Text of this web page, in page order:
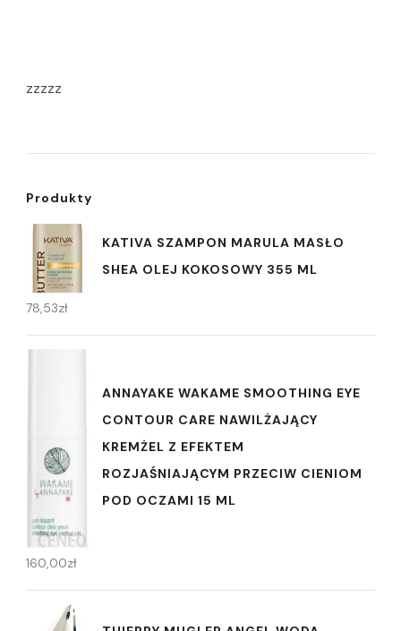
zzzzz
Produkty
KATIVA SZAMPON MARULA MASŁO
SHEA OLEJ KOKOSOWY 355 ML
78,53zł
ANNAYAKE WAKAME SMOOTHING EYE
CONTOUR CARE NAWILŻAJĄCY
KREMŻEL Z EFEKTEM
ROZJAŚNIAJĄCYM PRZECIW CIENIOM
POD OCZAMI 15 ML
160,00zł